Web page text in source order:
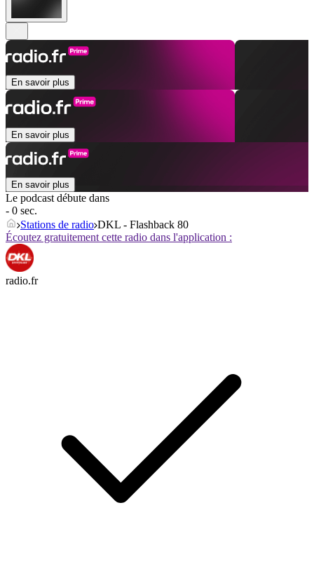
En savoir plus
En savoir plus
En savoir plus
Le podcast débute dans
- 0 sec.
Stations de radio DKL - Flashback 80
Écoutez gratuitement cette radio dans l'application :
radio.fr